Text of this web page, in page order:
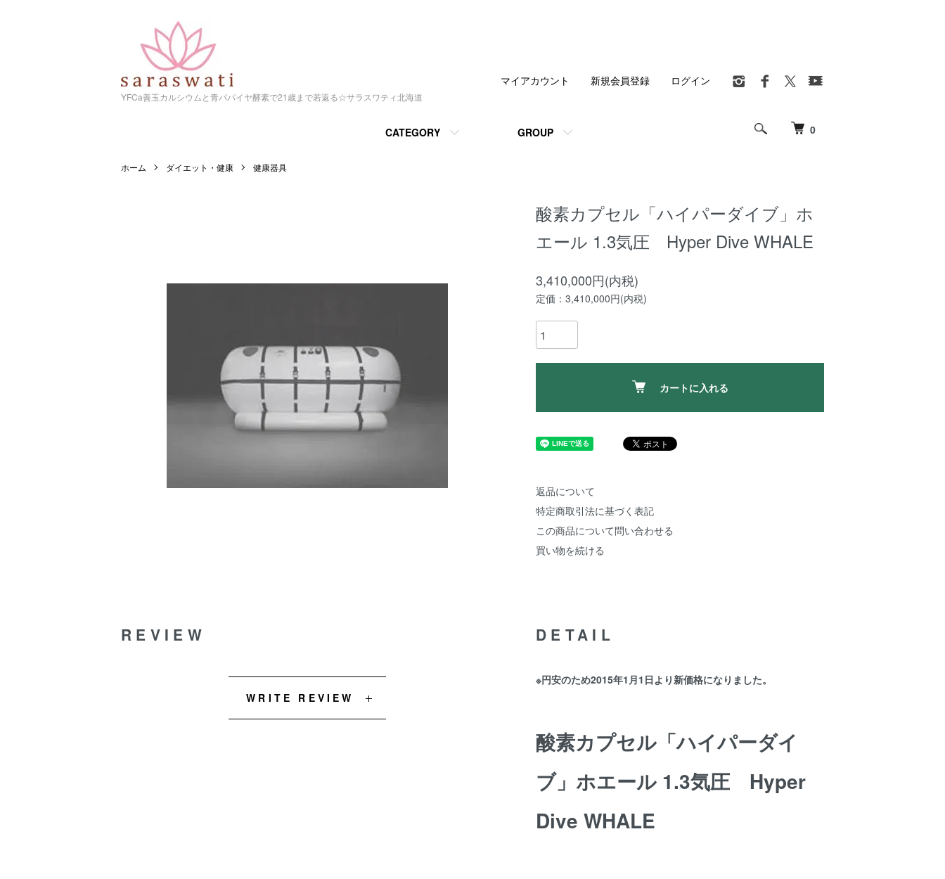
YFCa善玉カルシウムと青パパイヤ酵素で21歳まで若返る☆サラスワティ北海道
0
CATEGORY GROUP
マイアカウント 新規会員登録 ログイン
ホーム ダイエット・健康 健康器具
酸素カプセル「ハイパーダイブ」ホ
エール 1.3気圧 Hyper Dive WHALE
3,410,000円(内税)
定価：3,410,000円(内税)
カートに入れる
返品について
特定商取引法に基づく表記
この商品について問い合わせる
買い物を続ける
DETAIL
※円安のため2015年1月1日より新価格になりました。
酸素カプセル「ハイパーダイ
ブ」ホエール 1.3気圧 Hyper
Dive WHALE
REVIEW
WRITE REVIEW